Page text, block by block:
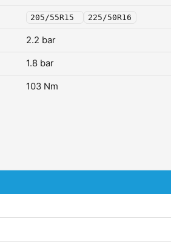
205/55R15 225/50R16
2.2 bar
1.8 bar
103 Nm